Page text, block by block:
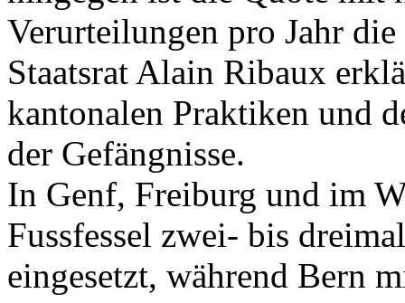
Verurteilungen pro Jahr
Staatsrat Alain Ribaux
kantonalen Praktiken und
der Gefängnisse.
In Genf, Freiburg und im
Fussfessel zwei- bis
eingesetzt, während Bern